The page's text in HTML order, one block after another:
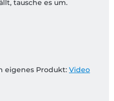
tausche es um.
eigenes Produkt: Video